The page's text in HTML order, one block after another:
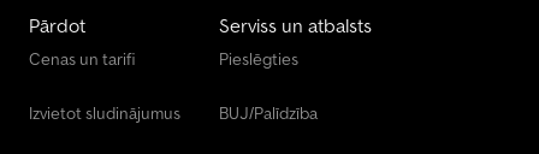
Pārdot
Cenas un tarifi
Izvietot sludinājumus
Serviss un atbalsts
Pieslēgties
BUJ/Palīdzība